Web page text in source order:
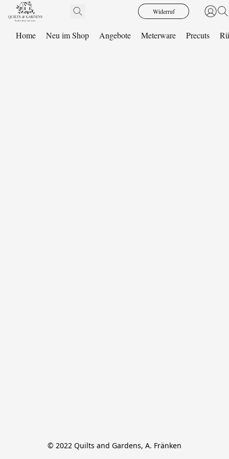
Widerruf
Home Neu im Shop Angebote Meterware Precuts
© 2022 Quilts and Gardens, A. Fränken